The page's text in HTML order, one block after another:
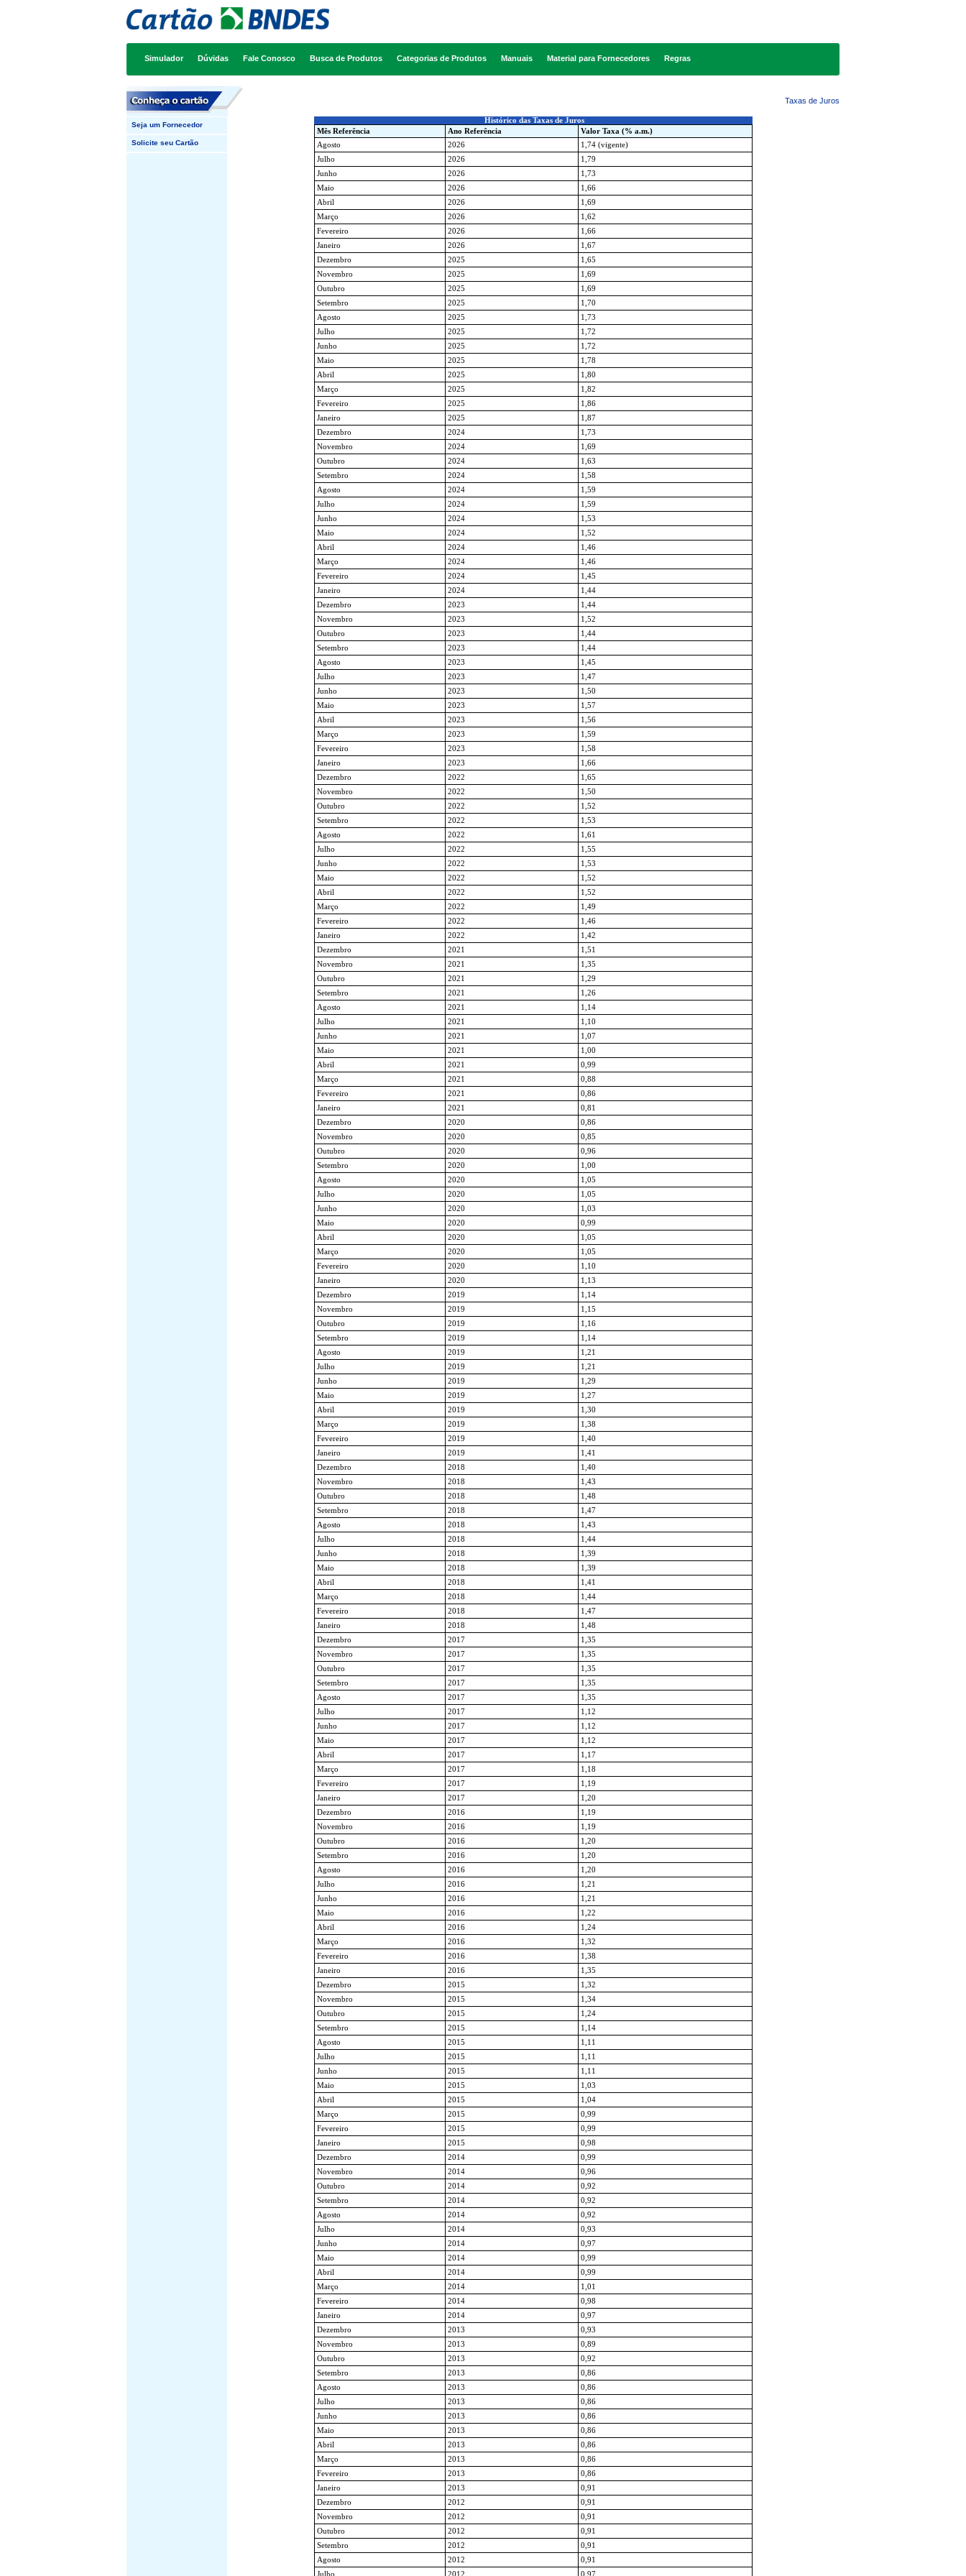
Simulador Dúvidas Fale Conosco Busca de Produtos Categorias de Produtos Manuais Material para Fornecedores Regras
Taxas de Juros
Seja um Fornecedor
Solicite seu Cartão
Histórico das Taxas de Juros
Mês Referência
Ano Referência
Valor Taxa (% a.m.)
Agosto
2026
1,74 (vigente)
Julho
2026
1,79
Junho
2026
1,73
Maio
2026
1,66
Abril
2026
1,69
Março
2026
1,62
Fevereiro
2026
1,66
Janeiro
2026
1,67
Dezembro
2025
1,65
Novembro
2025
1,69
Outubro
2025
1,69
Setembro
2025
1,70
Agosto
2025
1,73
Julho
2025
1,72
Junho
2025
1,72
Maio
2025
1,78
Abril
2025
1,80
Março
2025
1,82
Fevereiro
2025
1,86
Janeiro
2025
1,87
Dezembro
2024
1,73
Novembro
2024
1,69
Outubro
2024
1,63
Setembro
2024
1,58
Agosto
2024
1,59
Julho
2024
1,59
Junho
2024
1,53
Maio
2024
1,52
Abril
2024
1,46
Março
2024
1,46
Fevereiro
2024
1,45
Janeiro
2024
1,44
Dezembro
2023
1,44
Novembro
2023
1,52
Outubro
2023
1,44
Setembro
2023
1,44
Agosto
2023
1,45
Julho
2023
1,47
Junho
2023
1,50
Maio
2023
1,57
Abril
2023
1,56
Março
2023
1,59
Fevereiro
2023
1,58
Janeiro
2023
1,66
Dezembro
2022
1,65
Novembro
2022
1,50
Outubro
2022
1,52
Setembro
2022
1,53
Agosto
2022
1,61
Julho
2022
1,55
Junho
2022
1,53
Maio
2022
1,52
Abril
2022
1,52
Março
2022
1,49
Fevereiro
2022
1,46
Janeiro
2022
1,42
Dezembro
2021
1,51
Novembro
2021
1,35
Outubro
2021
1,29
Setembro
2021
1,26
Agosto
2021
1,14
Julho
2021
1,10
Junho
2021
1,07
Maio
2021
1,00
Abril
2021
0,99
Março
2021
0,88
Fevereiro
2021
0,86
Janeiro
2021
0,81
Dezembro
2020
0,86
Novembro
2020
0,85
Outubro
2020
0,96
Setembro
2020
1,00
Agosto
2020
1,05
Julho
2020
1,05
Junho
2020
1,03
Maio
2020
0,99
Abril
2020
1,05
Março
2020
1,05
Fevereiro
2020
1,10
Janeiro
2020
1,13
Dezembro
2019
1,14
Novembro
2019
1,15
Outubro
2019
1,16
Setembro
2019
1,14
Agosto
2019
1,21
Julho
2019
1,21
Junho
2019
1,29
Maio
2019
1,27
Abril
2019
1,30
Março
2019
1,38
Fevereiro
2019
1,40
Janeiro
2019
1,41
Dezembro
2018
1,40
Novembro
2018
1,43
Outubro
2018
1,48
Setembro
2018
1,47
Agosto
2018
1,43
Julho
2018
1,44
Junho
2018
1,39
Maio
2018
1,39
Abril
2018
1,41
Março
2018
1,44
Fevereiro
2018
1,47
Janeiro
2018
1,48
Dezembro
2017
1,35
Novembro
2017
1,35
Outubro
2017
1,35
Setembro
2017
1,35
Agosto
2017
1,35
Julho
2017
1,12
Junho
2017
1,12
Maio
2017
1,12
Abril
2017
1,17
Março
2017
1,18
Fevereiro
2017
1,19
Janeiro
2017
1,20
Dezembro
2016
1,19
Novembro
2016
1,19
Outubro
2016
1,20
Setembro
2016
1,20
Agosto
2016
1,20
Julho
2016
1,21
Junho
2016
1,21
Maio
2016
1,22
Abril
2016
1,24
Março
2016
1,32
Fevereiro
2016
1,38
Janeiro
2016
1,35
Dezembro
2015
1,32
Novembro
2015
1,34
Outubro
2015
1,24
Setembro
2015
1,14
Agosto
2015
1,11
Julho
2015
1,11
Junho
2015
1,11
Maio
2015
1,03
Abril
2015
1,04
Março
2015
0,99
Fevereiro
2015
0,99
Janeiro
2015
0,98
Dezembro
2014
0,99
Novembro
2014
0,96
Outubro
2014
0,92
Setembro
2014
0,92
Agosto
2014
0,92
Julho
2014
0,93
Junho
2014
0,97
Maio
2014
0,99
Abril
2014
0,99
Março
2014
1,01
Fevereiro
2014
0,98
Janeiro
2014
0,97
Dezembro
2013
0,93
Novembro
2013
0,89
Outubro
2013
0,92
Setembro
2013
0,86
Agosto
2013
0,86
Julho
2013
0,86
Junho
2013
0,86
Maio
2013
0,86
Abril
2013
0,86
Março
2013
0,86
Fevereiro
2013
0,86
Janeiro
2013
0,91
Dezembro
2012
0,91
Novembro
2012
0,91
Outubro
2012
0,91
Setembro
2012
0,91
Agosto
2012
0,91
Julho
2012 0,97